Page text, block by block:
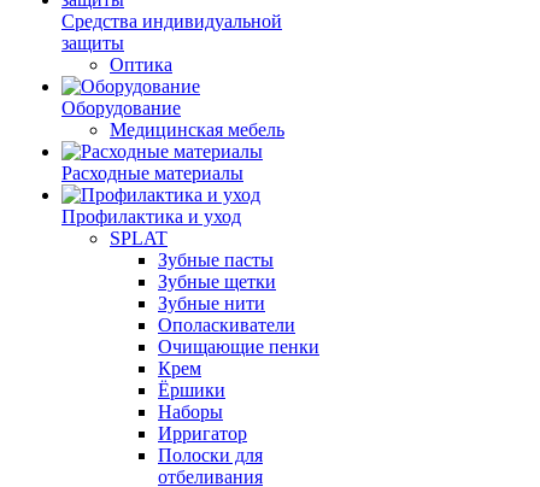
Средства индивидуальной
защиты
Оптика
Оборудование
Медицинская мебель
Расходные материалы
Профилактика и уход
SPLAT
Зубные пасты
Зубные щетки
Зубные нити
Ополаскиватели
Очищающие пенки
Крем
Ёршики
Наборы
Ирригатор
Полоски для
отбеливания